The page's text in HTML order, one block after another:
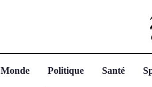
Monde Politique Santé